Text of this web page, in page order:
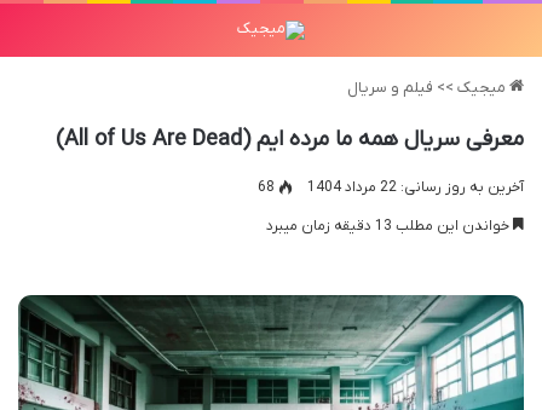
میجیک >> فیلم و سریال
معرفی سریال همه ما مرده ایم (All of Us Are Dead)
آخرین به روز رسانی: 22 مرداد 1404
68
خواندن این مطلب 13 دقیقه زمان میبرد